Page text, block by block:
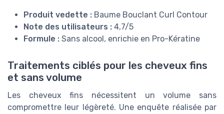
Produit vedette : Baume Bouclant Curl Contour
Note des utilisateurs : 4,7/5
Formule : Sans alcool, enrichie en Pro-Kératine
Traitements ciblés pour les cheveux fins
et sans volume
Les cheveux fins nécessitent un volume sans
compromettre leur légèreté. Une enquête réalisée par